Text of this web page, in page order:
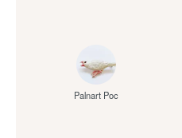
Palnart Poc